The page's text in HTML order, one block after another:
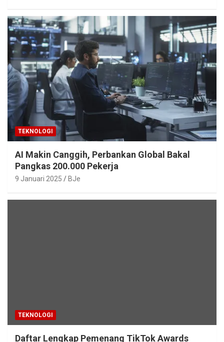
TEKNOLOGI
AI Makin Canggih, Perbankan Global Bakal
Pangkas 200.000 Pekerja
9 Januari 2025 BJe
TEKNOLOGI
Daftar Lengkap Pemenang TikTok Awards